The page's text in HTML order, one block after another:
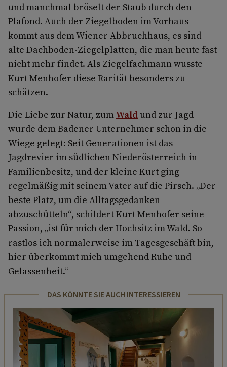
und manchmal bröselt der Staub durch den
Plafond. Auch der Ziegelboden im Vorhaus
kommt aus dem Wiener Abbruchhaus, es sind
alte Dachboden-Ziegelplatten, die man heute fast
nicht mehr findet. Als Ziegelfachmann wusste
Kurt Menhofer diese Rarität besonders zu
schätzen.
Die Liebe zur Natur, zumWald und zur Jagd
wurde dem Badener Unternehmer schon in die
Wiege gelegt: Seit Generationen ist das
Jagdrevier im südlichen Niederösterreich in
Familienbesitz, und der kleine Kurt ging
regelmäßig mit seinem Vater auf die Pirsch. „Der
beste Platz, um die Alltagsgedanken
abzuschütteln“, schildert Kurt Menhofer seine
Passion, „ist für mich der Hochsitz im Wald. So
rastlos ich normalerweise im Tagesgeschäft bin,
hier überkommt mich umgehend Ruhe und
Gelassenheit.“
DAS KÖNNTE SIE AUCH INTERESSIEREN